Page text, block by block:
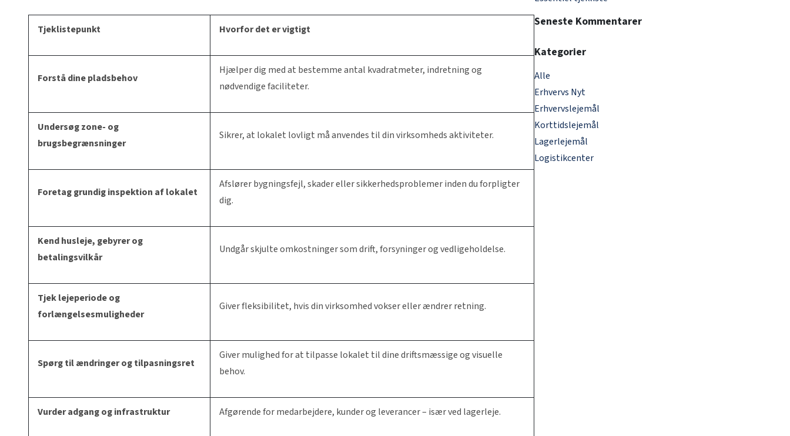
Tjeklistepunkt Hvorfor det er vigtigt
Forstå dine pladsbehov
Hjælper dig med at bestemme antal kvadratmeter, indretning og
nødvendige faciliteter.
Undersøg zone- og
brugsbegrænsninger
Sikrer, at lokalet lovligt må anvendes til din virksomheds aktiviteter.
Foretag grundig inspektion af lokalet
Afslører bygningsfejl, skader eller sikkerhedsproblemer inden du forpligter
dig.
Kend husleje, gebyrer og
betalingsvilkår
Undgår skjulte omkostninger som drift, forsyninger og vedligeholdelse.
Tjek lejeperiode og
forlængelsesmuligheder
Giver fleksibilitet, hvis din virksomhed vokser eller ændrer retning.
Spørg til ændringer og tilpasningsret
Giver mulighed for at tilpasse lokalet til dine driftsmæssige og visuelle
behov.
Vurder adgang og infrastruktur Afgørende for medarbejdere, kunder og leverancer – især ved lagerleje.
Seneste Kommentarer
Kategorier
Alle
Erhvervs Nyt
Erhvervslejemål
Korttidslejemål
Lagerlejemål
Logistikcenter